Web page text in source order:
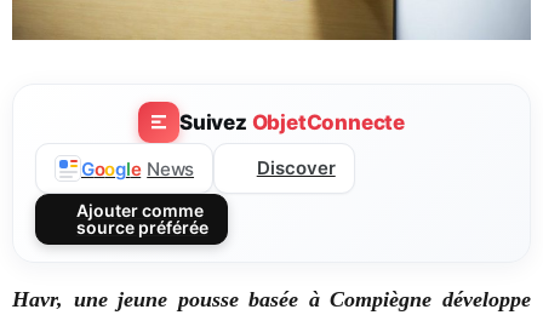
Suivez ObjetConnecte
Google News Discover
Ajouter comme
source préférée
Havr, une jeune pousse basée à Compiègne développe